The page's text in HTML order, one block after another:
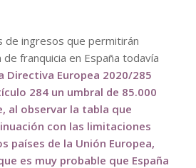
de ingresos que permitirán
franquicia en España todavía
Directiva Europea 2020/285
284 un umbral de 85.000
al observar la tabla que
con las limitaciones
países de la Unión Europea,
es muy probable que España